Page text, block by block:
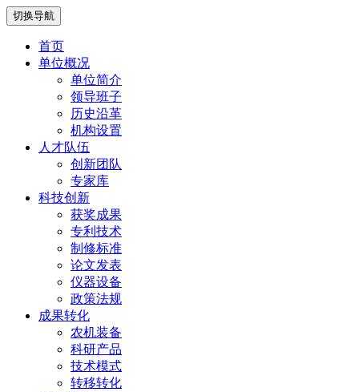
切换导航
首页
单位概况
单位简介
领导班子
历史沿革
机构设置
人才队伍
创新团队
专家库
科技创新
获奖成果
专利技术
制修标准
论文发表
仪器设备
政策法规
成果转化
农机装备
科研产品
技术模式
转移转化